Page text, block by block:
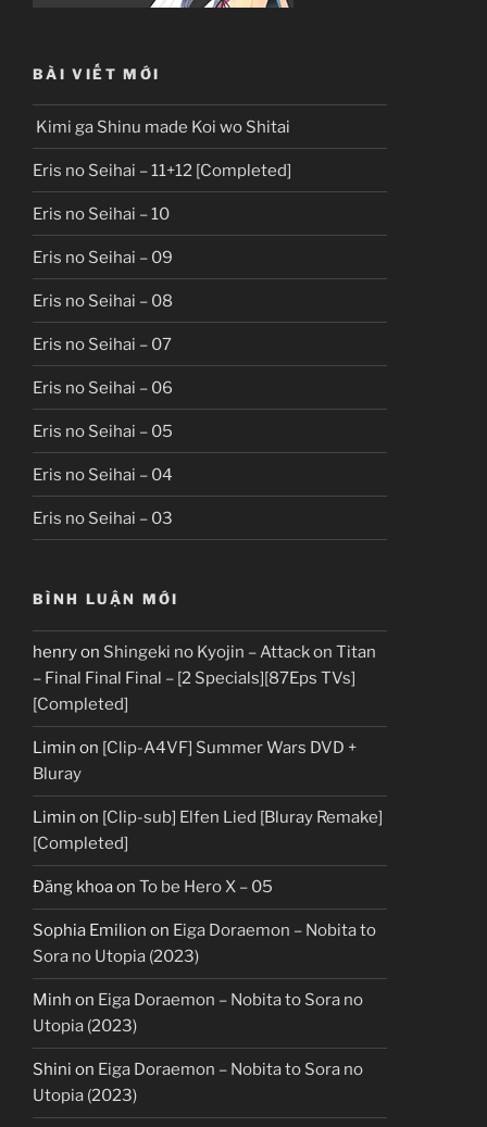
BÀI VIẾT MỚI
Kimi ga Shinu made Koi wo Shitai
Eris no Seihai – 11+12 [Completed]
Eris no Seihai – 10
Eris no Seihai – 09
Eris no Seihai – 08
Eris no Seihai – 07
Eris no Seihai – 06
Eris no Seihai – 05
Eris no Seihai – 04
Eris no Seihai – 03
BÌNH LUẬN MỚI
henryon Shingeki no Kyojin – Attack on Titan
– Final Final Final – [2 Specials][87Eps TVs]
[Completed]
Limin on [Clip-A4VF] Summer Wars DVD +
Bluray
Limin on [Clip-sub] Elfen Lied [Bluray Remake]
[Completed]
Đăng khoaon To be Hero X – 05
Sophia Emilion on Eiga Doraemon – Nobita to
Sora no Utopia (2023)
Minh on Eiga Doraemon – Nobita to Sora no
Utopia (2023)
Shini on Eiga Doraemon – Nobita to Sora no
Utopia (2023)